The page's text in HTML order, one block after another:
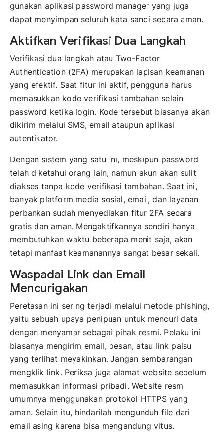
gunakan aplikasi password manager yang juga
dapat menyimpan seluruh kata sandi secara aman.
Aktifkan Verifikasi Dua Langkah
Verifikasi dua langkah atau Two-Factor
Authentication (2FA) merupakan lapisan keamanan
yang efektif. Saat fitur ini aktif, pengguna harus
memasukkan kode verifikasi tambahan selain
password ketika login. Kode tersebut biasanya akan
dikirim melalui SMS, email ataupun aplikasi
autentikator.
Dengan sistem yang satu ini, meskipun password
telah diketahui orang lain, namun akun akan sulit
diakses tanpa kode verifikasi tambahan. Saat ini,
banyak platform media sosial, email, dan layanan
perbankan sudah menyediakan fitur 2FA secara
gratis dan aman. Mengaktifkannya sendiri hanya
membutuhkan waktu beberapa menit saja, akan
tetapi manfaat keamanannya sangat besar sekali.
Waspadai Link dan Email
Mencurigakan
Peretasan ini sering terjadi melalui metode phishing,
yaitu sebuah upaya penipuan untuk mencuri data
dengan menyamar sebagai pihak resmi. Pelaku ini
biasanya mengirim email, pesan, atau link palsu
yang terlihat meyakinkan. Jangan sembarangan
mengklik link. Periksa juga alamat website sebelum
memasukkan informasi pribadi. Website resmi
umumnya menggunakan protokol HTTPS yang
aman. Selain itu, hindarilah mengunduh file dari
email asing karena bisa mengandung vitus.